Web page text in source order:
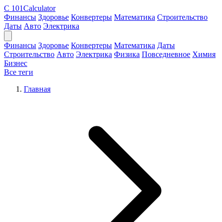
C 101Calculator
Финансы Здоровье Конвертеры Математика Строительство
Даты Авто Электрика
Финансы Здоровье Конвертеры Математика Даты
Строительство Авто Электрика Физика Повседневное Химия
Бизнес
Все теги
Главная